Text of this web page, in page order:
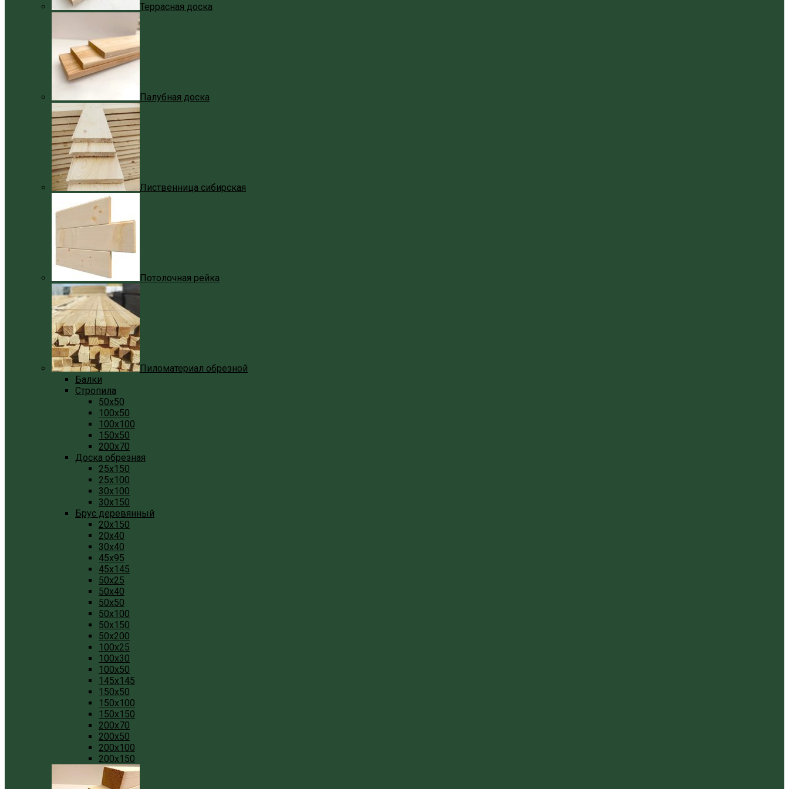
Террасная доска
Палубная доска
Лиственница сибирская
Потолочная рейка
Пиломатериал обрезной
Балки
Стропила
50x50
100x50
100x100
150x50
200x70
Доска обрезная
25x150
25x100
30x100
30x150
Брус деревянный
20x150
20x40
30x40
45x95
45x145
50x25
50x40
50x50
50x100
50x150
50x200
100x25
100x30
100x50
145x145
150x50
150x100
150x150
200x70
200x50
200x100
200x150